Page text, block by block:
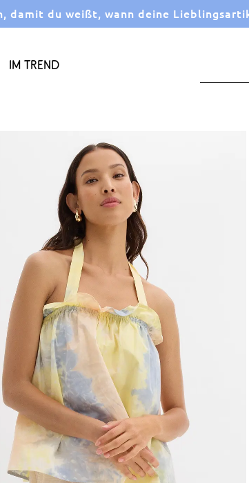
damit du weißt, wann deine
Im Trend